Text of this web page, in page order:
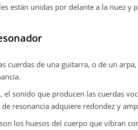
están unidas por delante a la nuez
cuerdas de una guitarra, o de un
el sonido que producen las cuerdas
de resonancia adquiere redondez y
los huesos del cuerpo que vibran